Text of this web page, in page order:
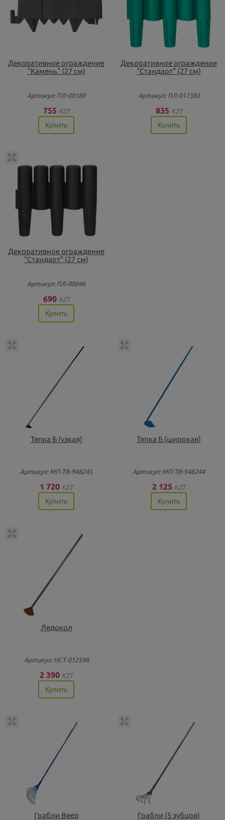
Декоративное ограждение
"Камень" (27 см)
Артикул: ПЛ-00189
755 KZT
Купить
Декоративное ограждение
"Стандарт" (27 см)
Артикул: ПЛ-017383
835 KZT
Купить
Декоративное ограждение
"Стандарт" (27 см)
Артикул: ПЛ-00046
690 KZT
Купить
Тяпка Б (узкая)
Артикул: МП-ТВ-948245
1 720 KZT
Купить
Тяпка Б (широкая)
Артикул: МП-ТВ-948244
2 125 KZT
Купить
Ледокол
Артикул: НСТ-012598
2 390 KZT
Купить
Грабли Веер Грабли (5 зубцов)